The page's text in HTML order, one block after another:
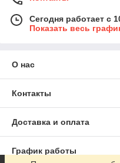
Сегодня работает с
Показать весь
О нас
Контакты
Доставка и оплата
График работы